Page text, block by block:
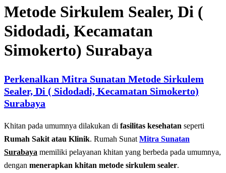
Metode Sirkulem Sealer, Di (
Sidodadi, Kecamatan
Simokerto) Surabaya
Perkenalkan Mitra Sunatan Metode Sirkulem
Sealer, Di ( Sidodadi, Kecamatan Simokerto)
Surabaya
Khitan pada umumnya dilakukan di fasilitas kesehatan seperti
Rumah Sakit atau Klinik. Rumah Sunat Mitra Sunatan
Surabaya memiliki pelayanan khitan yang berbeda pada umumnya,
dengan menerapkan khitan metode sirkulem sealer.